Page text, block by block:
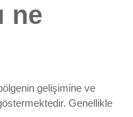
ne
gelişimine ve
Genellikle